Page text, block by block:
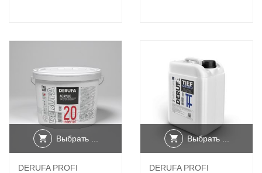
Выбрать ...
DERUFA PROFI
Выбрать ...
DERUFA PROFI